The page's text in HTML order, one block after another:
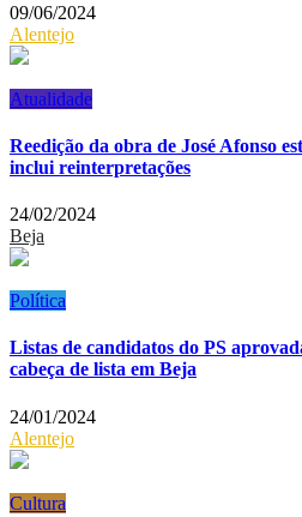
09/06/2024
Alentejo
Atualidade
Reedição da obra de José Afonso
inclui reinterpretações
24/02/2024
Beja
Política
Listas de candidatos do PS
cabeça de lista em Beja
24/01/2024
Alentejo
Cultura